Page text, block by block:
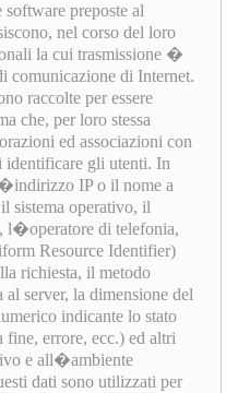
preposte al
nel corso del loro
la cui trasmissione �
di Internet.
raccolte per essere
che, per loro stessa
ed associazioni con
identificare gli utenti. In
IP o il nome a
sistema operativo, il
l�operatore di telefonia,
Resource Identifier)
richiesta, il metodo
server, la dimensione del
indicante lo stato
fine, errore, ecc.) ed altri
e all�ambiente
dati sono utilizzati per